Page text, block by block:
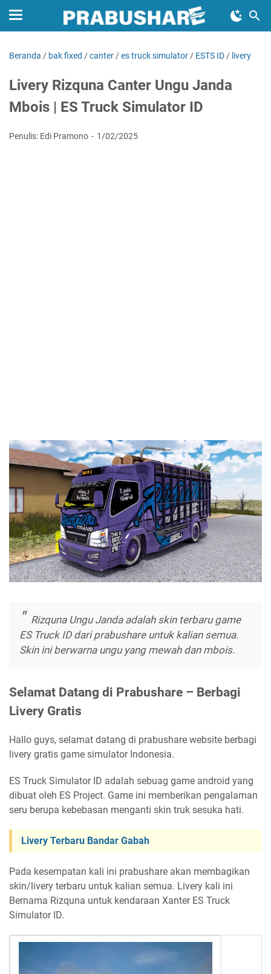
Beranda / bak fixed /canter /es truck simulator / ESTS ID / livery
Livery Rizquna Canter Ungu Janda
Mbois | ES Truck Simulator ID
Penulis: Edi Pramono 1/02/2025
Rizquna Ungu Janda adalah skin terbaru game
ES Truck ID dari prabushare untuk kalian semua.
Skin ini berwarna ungu yang mewah dan mbois.
Selamat Datang di Prabushare – Berbagi
Livery Gratis
Hallo guys, selamat datang di prabushare website berbagi
livery gratis game simulator Indonesia.
ES Truck Simulator ID adalah sebuag game android yang
dibuat oleh ES Project. Game ini memberikan pengalaman
seru berupa kebebasan menganti skin truk sesuka hati.
Livery Terbaru Bandar Gabah
Pada kesempatan kali ini prabushare akan membagikan
skin/livery terbaru untuk kalian semua. Livery kali ini
Bernama Rizquna untuk kendaraan Xanter ES Truck
Simulator ID.